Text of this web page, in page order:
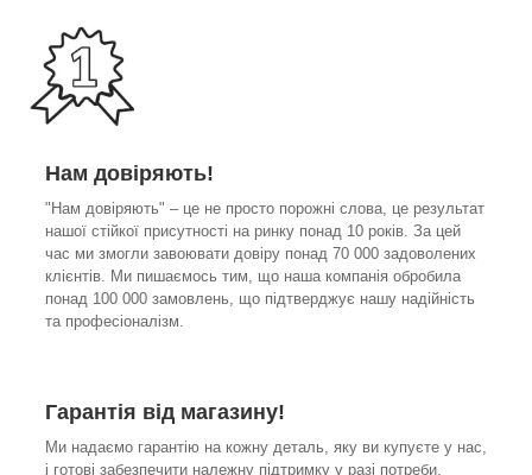
Нам довіряють!
"Нам довіряють" – це не просто порожні слова, це результат
нашої стійкої присутності на ринку понад 10 років. За цей
час ми змогли завоювати довіру понад 70 000 задоволених
клієнтів. Ми пишаємось тим, що наша компанія обробила
понад 100 000 замовлень, що підтверджує нашу надійність
та професіоналізм.
Гарантія від магазину!
Ми надаємо гарантію на кожну деталь, яку ви купуєте у нас,
і готові забезпечити належну підтримку у разі потреби.